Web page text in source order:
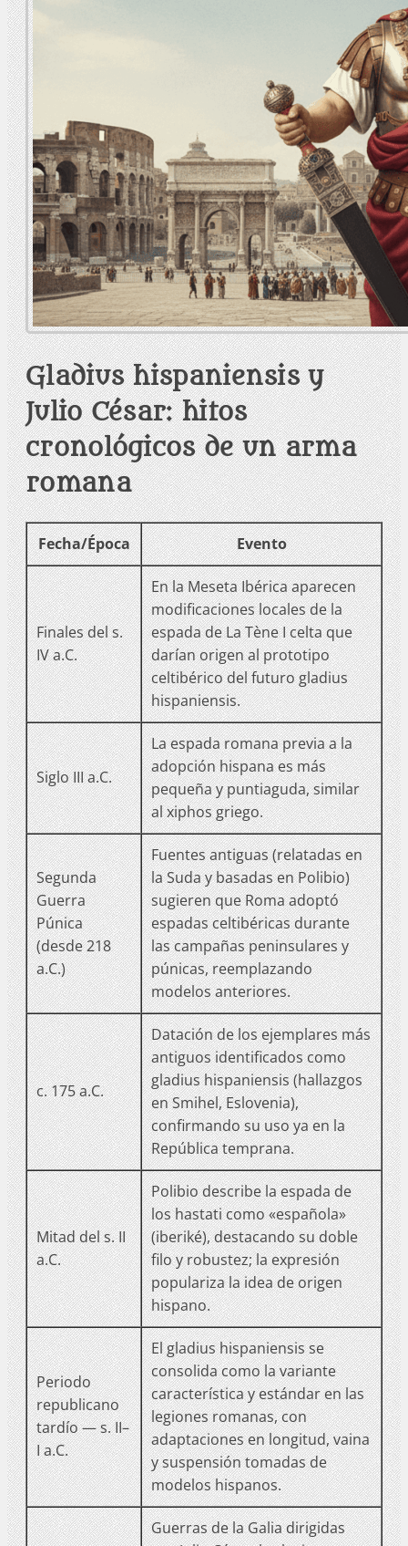
Gladius hispaniensis y
Julio César: hitos
cronológicos de un arma
romana
Fecha/Época Evento
Finales del s.
IV a.C.
En la Meseta Ibérica aparecen
modificaciones locales de la
espada de La Tène I celta que
darían origen al prototipo
celtibérico del futuro gladius
hispaniensis.
Siglo III a.C.
La espada romana previa a la
adopción hispana es más
pequeña y puntiaguda, similar
al xiphos griego.
Segunda
Guerra
Púnica
(desde 218
a.C.)
Fuentes antiguas (relatadas en
la Suda y basadas en Polibio)
sugieren que Roma adoptó
espadas celtibéricas durante
las campañas peninsulares y
púnicas, reemplazando
modelos anteriores.
c. 175 a.C.
Datación de los ejemplares más
antiguos identificados como
gladius hispaniensis (hallazgos
en Smihel, Eslovenia),
confirmando su uso ya en la
República temprana.
Mitad del s. II
a.C.
Polibio describe la espada de
los hastati como «española»
(iberiké), destacando su doble
filo y robustez; la expresión
populariza la idea de origen
hispano.
Periodo
republicano
tardío — s. II–
I a.C.
El gladius hispaniensis se
consolida como la variante
característica y estándar en las
legiones romanas, con
adaptaciones en longitud, vaina
y suspensión tomadas de
modelos hispanos.
Guerras de la Galia dirigidas